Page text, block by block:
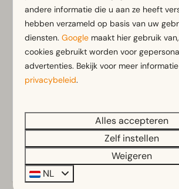
Tussendeur
Badkamer
Badkamer(s) beneden: 1
Douche(cabine)
Tuin
Toon meer ↓
andere informatie die u aan ze heeft
hebben verzameld op basis van uw
diensten.Google maakt hier gebruik
cookies gebruikt worden voor
advertenties. Bekijk voor meer
privacybeleid.
Alles accepteren
Zelf instellen
Weigeren
NL